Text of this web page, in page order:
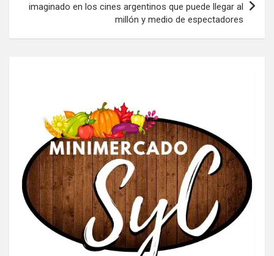
imaginado en los cines argentinos que puede llegar al
millón y medio de espectadores